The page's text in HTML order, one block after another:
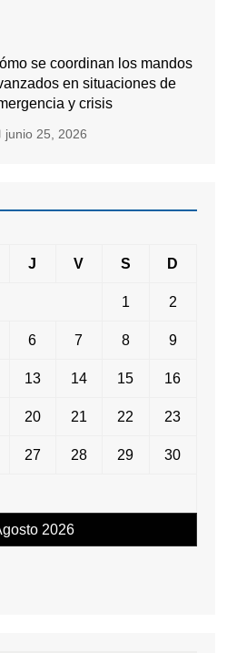
se coordinan los mandos
en situaciones de
y crisis
junio 25, 2026
2026
J V S D
1 2
6 7 8 9
13 14 15 16
20 21 22 23
27 28 29 30